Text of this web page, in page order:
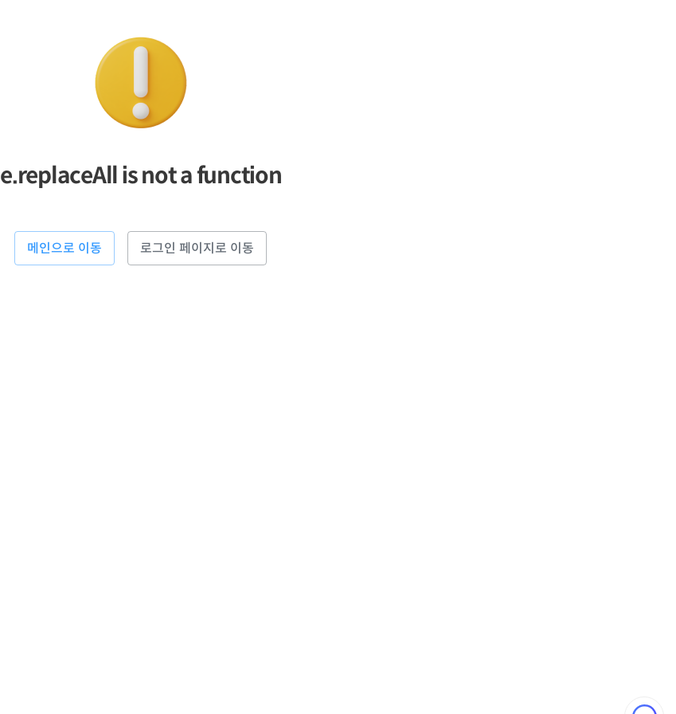
e.replaceAll is not a function
메인으로 이동 로그인 페이지로 이동